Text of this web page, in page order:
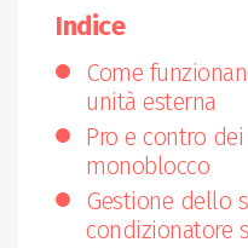
Indice
Come
unità esterna
Pro e contro
monoblocco
Gestione dello
condizionatore